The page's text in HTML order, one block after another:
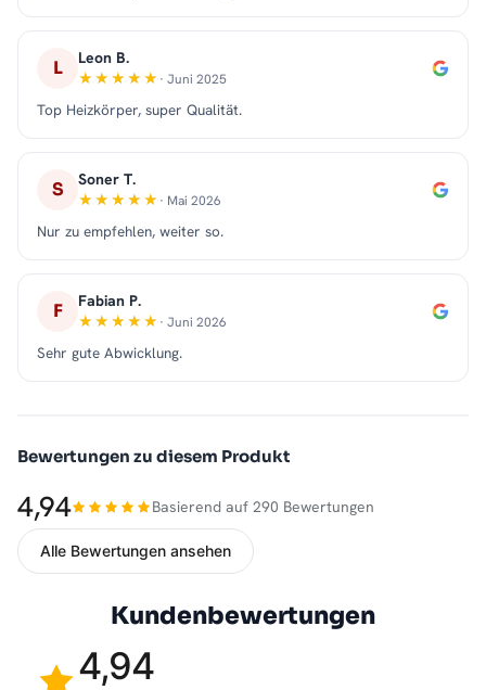
L Leon B.
· Juni 2025
Top Heizkörper, super Qualität.
S Soner T.
· Mai 2026
Nur zu empfehlen, weiter so.
F Fabian P.
· Juni 2026
Sehr gute Abwicklung.
Bewertungen zu diesem Produkt
4,94 Basierend auf 290 Bewertungen
Alle Bewertungen ansehen
Kundenbewertungen
4,94